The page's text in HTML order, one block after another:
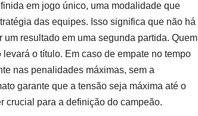
em jogo único, uma modalidade que
das equipes. Isso significa que não há
resultado em uma segunda partida. Quem
o título. Em caso de empate no tempo
nas penalidades máximas, sem a
garante que a tensão seja máxima até o
crucial para a definição do campeão.